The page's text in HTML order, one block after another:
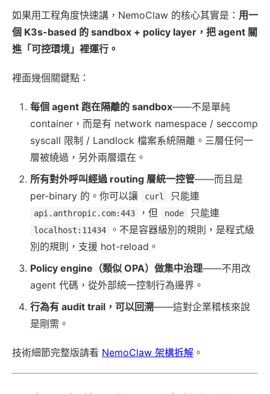
如果用工程角度快速講，NemoClaw 的核心其實是： 用一
個 K3s-based 的 sandbox + policy layer，把 agent 關
進「可控環境」裡運行。
裡面幾個關鍵點：
每個 agent 跑在隔離的 sandbox——不是單純
container，而是有 network namespace / seccomp
syscall 限制 / Landlock 檔案系統隔離。三層任何一
層被繞過，另外兩層還在。
所有對外呼叫經過 routing 層統一控管——而且是
per-binary 的。你可以讓
curl 只能連
api.anthropic.com:443 ，但 node 只能連
localhost:11434
。不是容器級別的規則，是程式級
別的規則，支援 hot-reload。
Policy engine（類似 OPA）做集中治理——不用改
agent 代碼，從外部統一控制行為邊界。
行為有 audit trail，可以回溯——這對企業稽核來說
是剛需。
技術細節完整版請看 NemoClaw 架構拆解 。